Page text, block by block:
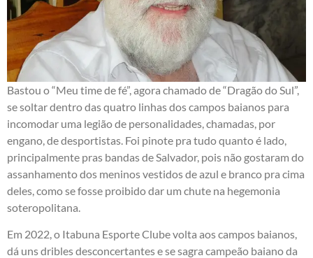
Bastou o “Meu time de fé”, agora chamado de “Dragão do Sul”,
se soltar dentro das quatro linhas dos campos baianos para
incomodar uma legião de personalidades, chamadas, por
engano, de desportistas. Foi pinote pra tudo quanto é lado,
principalmente pras bandas de Salvador, pois não gostaram do
assanhamento dos meninos vestidos de azul e branco pra cima
deles, como se fosse proibido dar um chute na hegemonia
soteropolitana.
Em 2022, o Itabuna Esporte Clube volta aos campos baianos,
dá uns dribles desconcertantes e se sagra campeão baiano da